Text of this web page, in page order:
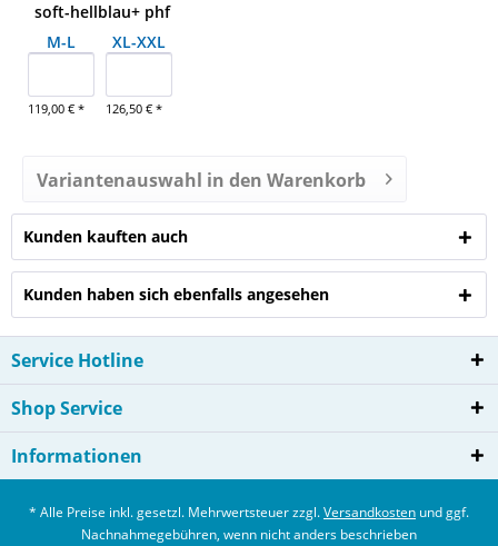
soft-hellblau+ phf
M-L
119,00 € *
XL-XXL
126,50 € *
Variantenauswahl in den Warenkorb
Kunden kauften auch
Kunden haben sich ebenfalls angesehen
Service Hotline
Shop Service
Informationen
* Alle Preise inkl. gesetzl. Mehrwertsteuer zzgl.Versandkosten und ggf.
Nachnahmegebühren, wenn nicht anders beschrieben